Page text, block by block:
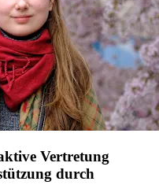
Vertretung
durch